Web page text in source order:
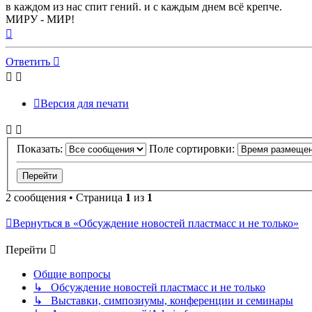
в каждом из нас спит гений. и с каждым днем всё крепче.
МИРУ - МИР!
началу
Ответить
Версия для печати
Показать: Поле сортировки:
2 сообщения • Страница 1 из 1
Вернуться в «Обсуждение новостей пластмасс и не только»
Перейти
Общие вопросы
↳ Обсуждение новостей пластмасс и не только
↳ Выставки, симпозиумы, конференции и семинары